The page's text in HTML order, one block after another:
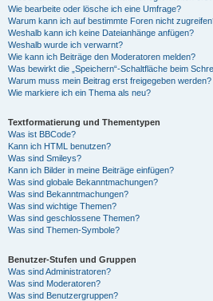
Wie bearbeite oder lösche ich eine Umfrage?
Warum kann ich auf bestimmte Foren nicht
Weshalb kann ich keine Dateianhänge anfügen?
Weshalb wurde ich verwarnt?
Wie kann ich Beiträge den Moderatoren melden?
Was bewirkt die „Speichern“-Schaltfläche beim
Warum muss mein Beitrag erst freigegeben werden?
Wie markiere ich ein Thema als neu?
Textformatierung und Thementypen
Was ist BBCode?
Kann ich HTML benutzen?
Was sind Smileys?
Kann ich Bilder in meine Beiträge einfügen?
Was sind globale Bekanntmachungen?
Was sind Bekanntmachungen?
Was sind wichtige Themen?
Was sind geschlossene Themen?
Was sind Themen-Symbole?
Benutzer-Stufen und Gruppen
Was sind Administratoren?
Was sind Moderatoren?
Was sind Benutzergruppen?